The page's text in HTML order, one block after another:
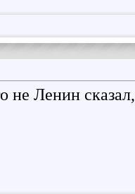
не Ленин